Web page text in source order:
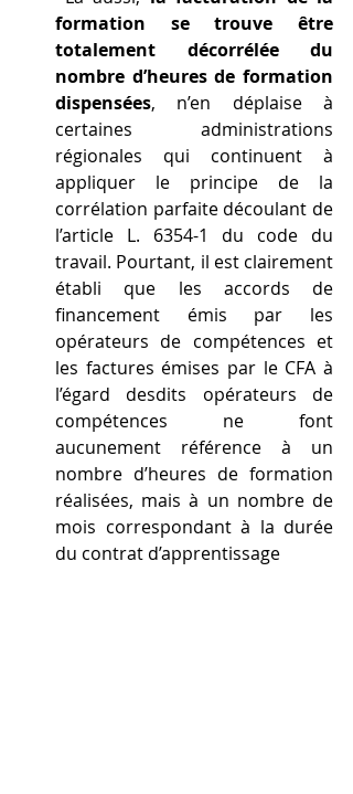
formation se trouve être
totalement décorrélée du
nombre d’heures de formation
dispensées, n’en déplaise à
certaines administrations
régionales qui continuent à
appliquer le principe de la
corrélation parfaite découlant de
l’article L. 6354-1 du code du
travail. Pourtant, il est clairement
établi que les accords de
financement émis par les
opérateurs de compétences et
les factures émises par le CFA à
l’égard desdits opérateurs de
compétences ne font
aucunement référence à un
nombre d’heures de formation
réalisées, mais à un nombre de
mois correspondant à la durée
du contrat d’apprentissage